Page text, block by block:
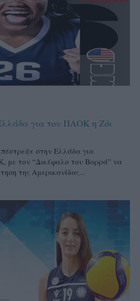
για τον ΠΑΟΚ η Ζόι
στην Ελλάδα για
με τον “Δικέφαλο του Βορρά” να
της Αμερικανίδας...